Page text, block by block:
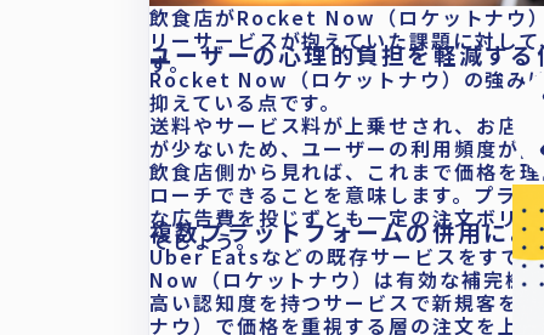
飲食店がRocket Now（ロケットナウ
リーサービスが抱えていた課題に対し
す。
ユーザーの心理的負担を軽減す
Rocket Now（ロケットナウ）の強み
抑えている点です。
送料やサービス料が上乗せされ、お店
が少ないため、ユーザーの利用頻度が
飲食店側から見れば、これまで価格を
ローチできることを意味します。プラ
な広告費を投じずとも一定の注文ボリ
でしょう。
複数プラットフォームの併用によ
Uber Eatsなどの既存サービスをすで
Now（ロケットナウ）は有効な補完機
高い認知度を持つサービスで新規客
ナウ）で価格を重視する層の注文を上